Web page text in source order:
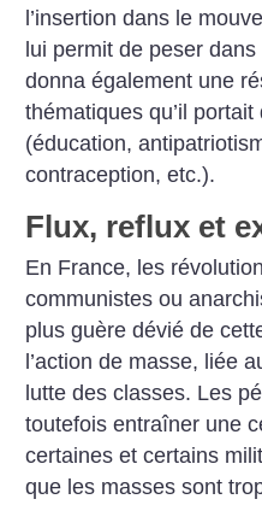
l’insertion dans le
lui permit de peser
donna également une
thématiques qu’il
(éducation,
contraception, etc.).
Flux, reflux et
En France, les
communistes ou
plus guère dévié de
l’action de masse, liée
lutte des classes. Les
toutefois entraîner une
certaines et certains
que les masses sont